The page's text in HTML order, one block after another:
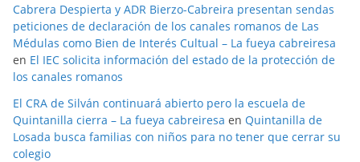
Cabrera Despierta y ADR Bierzo-Cabreira presentan sendas
peticiones de declaración de los canales romanos de Las
Médulas como Bien de Interés Cultual – La fueya cabreiresa
en El IEC solicita información del estado de la protección de
los canales romanos
El CRA de Silván continuará abierto pero la escuela de
Quintanilla cierra – La fueya cabreiresa en Quintanilla de
Losada busca familias con niños para no tener que cerrar su
colegio